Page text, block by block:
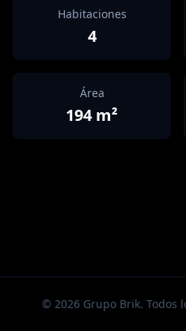
Habitaciones
4
Área
194 m²
© 2026 Grupo Brik. Todos